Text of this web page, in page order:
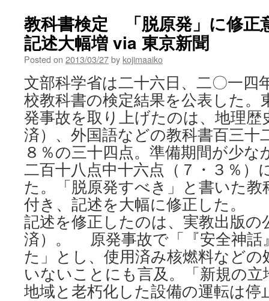
教科書検定 「脱原発」に修
記述大幅増 via 東京新聞
Posted on 2013/03/27by kojimaaiko
文部科学省は二十六日、二〇一四
校教科書の検定結果を公表した。
発事故を取り上げたのは、地理歴
済）、外国語などの教科書百三十
８％の三十四点。準備期間が少
二百十八点中十六点（７・３％）
た。「脱原発すべき」と書いた
付き、記述を大幅に修正した
記述を修正したのは、実教出版の
済）。 原発事故で「『安全神話
た」とし、使用済み核燃料など
いないことにも言及。「新規の
地域と老朽化した設備の運転は停